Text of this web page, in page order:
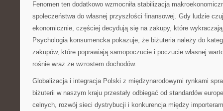
Fenomen ten dodatkowo wzmocniła stabilizacja
społeczeństwa do własnej przyszłości finansowej. Gdy ludzie
ekonomicznie, częściej decydują się na zakupy, które
Psychologia konsumencka pokazuje, że biżuteria należy do
zakupów, które poprawiają samopoczucie i poczucie własnej
rośnie wraz ze wzrostem dochodów.
Globalizacja i integracja Polski z międzynarodowymi rynkami
biżuterii w naszym kraju przestały odbiegać od standardów
celnych, rozwój sieci dystrybucji i konkurencja między